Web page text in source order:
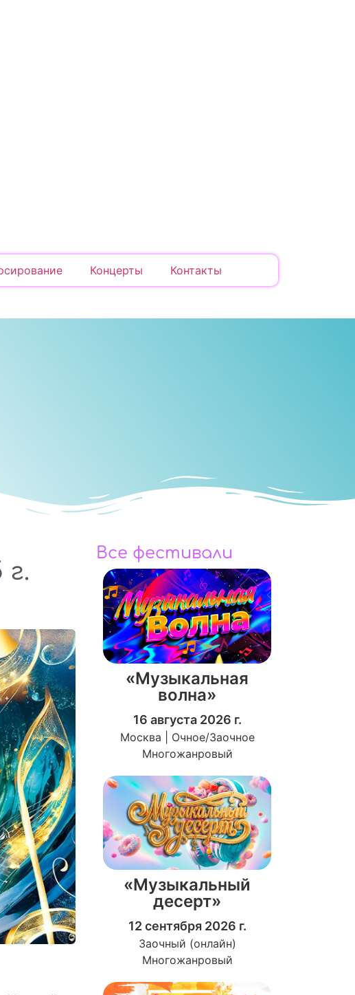
Концерты Контакты
г.
Все фестивали
«Музыкальная
волна»
16 августа 2026 г.
Москва | Очное/Заочное
Многожанровый
«Музыкальный
десерт»
12 сентября 2026 г.
Заочный (онлайн)
Многожанровый